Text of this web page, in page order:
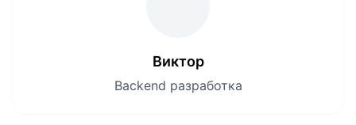
Виктор
Backend разработка